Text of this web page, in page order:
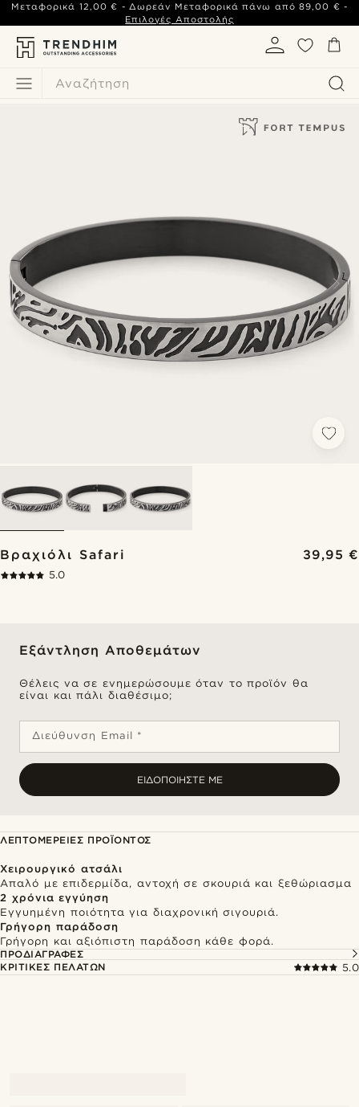
Αναζήτηση
Μεταφορικά 12,00 € - Δωρεάν Μεταφορικά πάνω από 89,00 € -
Επιλογές Αποστολής
Βραχιόλι Safari 39,95 €
5.0
Εξάντληση Αποθεμάτων
Θέλεις να σε ενημερώσουμε όταν το προϊόν θα
είναι και πάλι διαθέσιμο;
Διεύθυνση Email *
ΕΙΔΟΠΟΙΉΣΤΕ ΜΕ
ΛΕΠΤΟΜΈΡΕΙΕΣ ΠΡΟΪΌΝΤΟΣ
Χειρουργικό ατσάλι
Απαλό με επιδερμίδα, αντοχή σε σκουριά και ξεθώριασμα
2 χρόνια εγγύηση
Εγγυημένη ποιότητα για διαχρονική σιγουριά.
Γρήγορη παράδοση
Γρήγορη και αξιόπιστη παράδοση κάθε φορά.
ΠΡΟΔΙΑΓΡΑΦΈΣ
ΚΡΙΤΙΚΈΣ ΠΕΛΑΤΏΝ
5.0